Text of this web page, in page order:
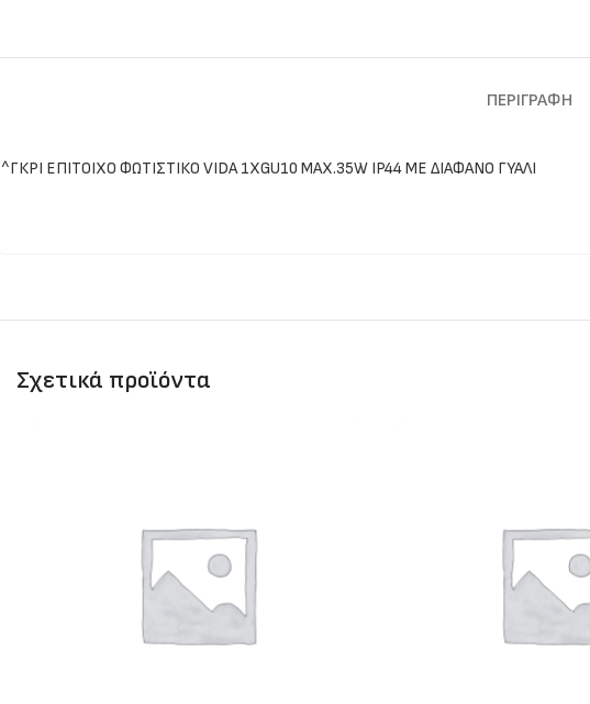
ΠΕΡΙΓΡΑΦΉ
^ΓΚΡΙ ΕΠΙΤΟΙΧΟ ΦΩΤΙΣΤΙΚΟ VIDA 1XGU10 MAX.35W IP44 ΜΕ ΔΙΑΦΑΝΟ ΓΥΑΛΙ
Σχετικά προϊόντα